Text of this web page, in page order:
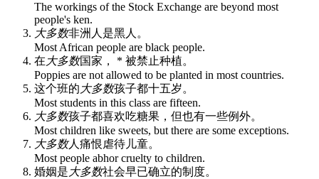
The workings of the Stock Exchange are beyond most
people's ken.
大多数非洲人是黑人。
Most African people are black people.
在 大多数国家， * 被禁止种植。
Poppies are not allowed to be planted in most countries.
这个班的 大多数孩子都十五岁。
Most students in this class are fifteen.
大多数孩子都喜欢吃糖果，但也有一些例外。
Most children like sweets, but there are some exceptions.
大多数人痛恨虐待儿童。
Most people abhor cruelty to children.
婚姻是 大多数社会早已确立的制度。